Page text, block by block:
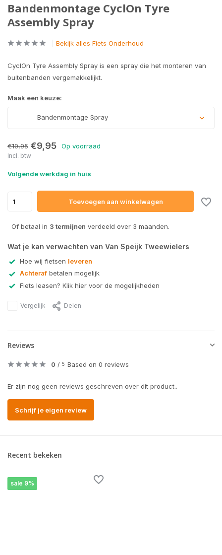
Bandenmontage CyclOn Tyre
Assembly Spray
Bekijk alles Fiets Onderhoud
CyclOn Tyre Assembly Spray is een spray die het monteren van
buitenbanden vergemakkelijkt.
Maak een keuze:
Bandenmontage Spray
€10,95 €9,95 Op voorraad
Incl. btw
Volgende werkdag in huis
Toevoegen aan winkelwagen
Of betaal in 3 termijnen verdeeld over 3 maanden.
Wat je kan verwachten van Van Speijk Tweewielers
Hoe wij fietsen leveren
Achteraf betalen mogelijk
Fiets leasen? Klik hier voor de mogelijkheden
Vergelijk Delen
Reviews
0 / 5 Based on 0 reviews
Er zijn nog geen reviews geschreven over dit product..
Schrijf je eigen review
Recent bekeken
sale 9%